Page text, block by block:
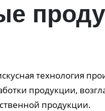
технология
продукции,
продукции.